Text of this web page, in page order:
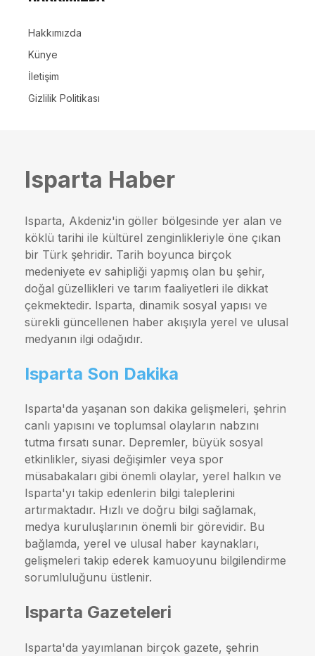
Hakkımızda
Künye
İletişim
Gizlilik Politikası
Isparta Haber
Isparta, Akdeniz'in göller bölgesinde yer alan ve
köklü tarihi ile kültürel zenginlikleriyle öne çıkan
bir Türk şehridir. Tarih boyunca birçok
medeniyete ev sahipliği yapmış olan bu şehir,
doğal güzellikleri ve tarım faaliyetleri ile dikkat
çekmektedir. Isparta, dinamik sosyal yapısı ve
sürekli güncellenen haber akışıyla yerel ve ulusal
medyanın ilgi odağıdır.
Isparta Son Dakika
Isparta'da yaşanan son dakika gelişmeleri, şehrin
canlı yapısını ve toplumsal olayların nabzını
tutma fırsatı sunar. Depremler, büyük sosyal
etkinlikler, siyasi değişimler veya spor
müsabakaları gibi önemli olaylar, yerel halkın ve
Isparta'yı takip edenlerin bilgi taleplerini
artırmaktadır. Hızlı ve doğru bilgi sağlamak,
medya kuruluşlarının önemli bir görevidir. Bu
bağlamda, yerel ve ulusal haber kaynakları,
gelişmeleri takip ederek kamuoyunu bilgilendirme
sorumluluğunu üstlenir.
Isparta Gazeteleri
Isparta'da yayımlanan birçok gazete, şehrin